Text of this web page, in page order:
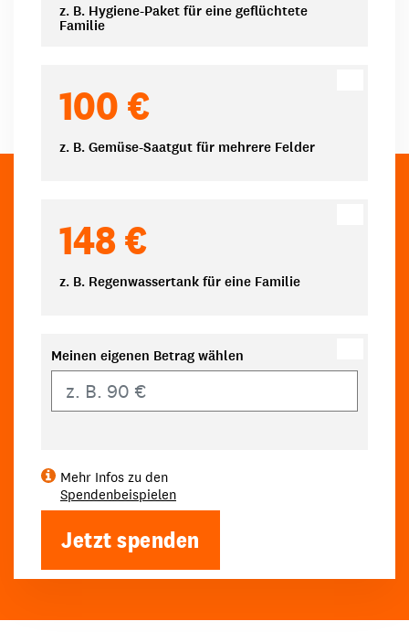
z. B. Hygiene-Paket für eine geflüchtete
Familie
100 €
z. B. Gemüse-Saatgut für mehrere Felder
148 €
z. B. Regenwassertank für eine Familie
Meinen eigenen Betrag wählen
Mehr Infos zu den
Spendenbeispielen
Jetzt spenden